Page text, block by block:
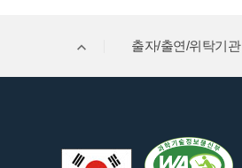
출자/출연/위탁기관